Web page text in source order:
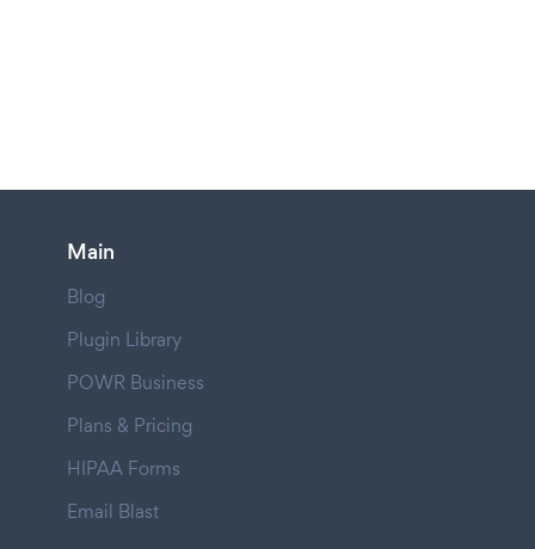
Main
Blog
Plugin Library
POWR Business
Plans & Pricing
HIPAA Forms
Email Blast